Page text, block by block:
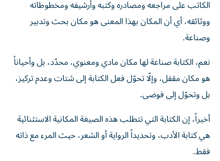
الكاتب على مراجعه ومصادره وكتبه وأرشيفه ومخطوطاته
ووثائقه، أي أن المكان بهذا المعنى هو مكان بحث وتدبير
وصناعة.
نعم، الكتابة صناعة لها مكان مادي ومعنوي، محدّد، بل وأحياناً
هو مكان مقفل، وإلّا تحوّل فعل الكتابة إلى شتات وعدم تركيز،
بل وتحوّل إلى فوضى.
أخيراً، إن الكتابة التي تتطلب هذه الصيغة المكانية الاستثنائية
هي كتابة الأدب، وتحديداً الرواية أو الشعر، حيث المرء مع ذاته
فقط.